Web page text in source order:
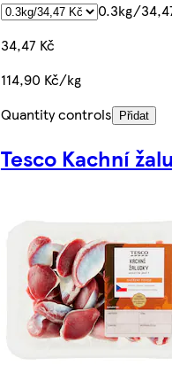
0.3kg/
34,47 Kč
114,90 Kč/kg
Quantity controls
Přidat
Tesco Kachní